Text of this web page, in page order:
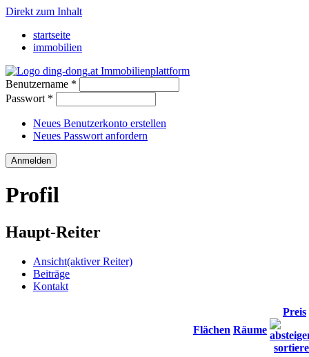
Direkt zum Inhalt
startseite
immobilien
Benutzername *
Passwort *
Neues Benutzerkonto erstellen
Neues Passwort anfordern
Profil
Haupt-Reiter
Ansicht(aktiver Reiter)
Beiträge
Kontakt
Flächen Räume
Preis